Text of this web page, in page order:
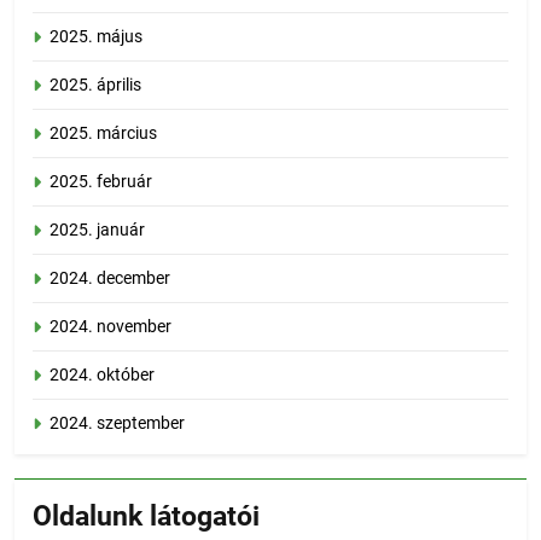
2025. május
2025. április
2025. március
2025. február
2025. január
2024. december
2024. november
2024. október
2024. szeptember
Oldalunk látogatói